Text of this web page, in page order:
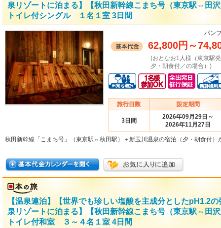
泉リゾートに泊まる】【秋田新幹線こまち号（東京駅⇔田
トイレ付シングル １名１室 3日間
パン
62,800円 ～
(おとなお1人様（東京駅
夕・朝食付／の場合）)
3日間
2026年09月29日～
2026年11月27日
秋田新幹線「こまち号」（東京駅⇔秋田駅）＋新玉川温泉の宿泊（夕・朝食付）
【温泉連泊】【世界でも珍しい塩酸を主成分としたpH1.2
泉リゾートに泊まる】【秋田新幹線こまち号（東京駅⇔田
トイレ付和室 ３～４名１室 4日間